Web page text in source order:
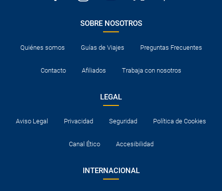
SOBRE NOSOTROS
Quiénes somos Guías de Viajes Preguntas Frecuentes
Contacto Afiliados Trabaja con nosotros
LEGAL
Aviso Legal Privacidad Seguridad Política de Cookies
Canal Ético Accesibilidad
INTERNACIONAL